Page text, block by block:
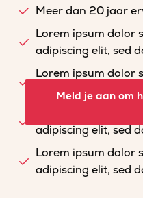
Meer dan 20 jaar
Lorem ipsum dolor
adipiscing elit, sed
Lorem ipsum dolor
adipiscing elit, sed
Lorem ipsum dolor
adipiscing elit, sed
Lorem ipsum dolor
adipiscing elit, sed
Meld je aan om